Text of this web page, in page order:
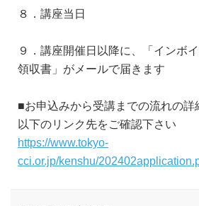
８．講座当日
９．講座開催日以降に、「インボ
領収書」がメールで届きます
■お申込みから受講までの流れの詳
以下のリンク先をご確認下さい
https://www.tokyo-
cci.or.jp/kenshu/